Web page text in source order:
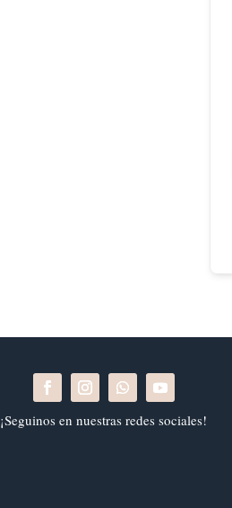
¡Seguinos en nuestras redes sociales!